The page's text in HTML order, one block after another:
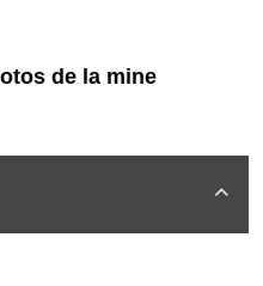
de la mine
